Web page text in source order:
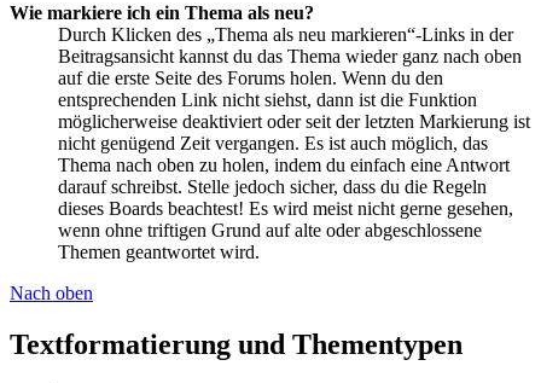
Wie markiere ich ein Thema als neu?
Durch Klicken des „Thema als neu markieren“-Links in der
Beitragsansicht kannst du das Thema wieder ganz nach oben
auf die erste Seite des Forums holen. Wenn du den
entsprechenden Link nicht siehst, dann ist die Funktion
möglicherweise deaktiviert oder seit der letzten Markierung ist
nicht genügend Zeit vergangen. Es ist auch möglich, das
Thema nach oben zu holen, indem du einfach eine Antwort
darauf schreibst. Stelle jedoch sicher, dass du die Regeln
dieses Boards beachtest! Es wird meist nicht gerne gesehen,
wenn ohne triftigen Grund auf alte oder abgeschlossene
Themen geantwortet wird.
Nach oben
Textformatierung und Thementypen